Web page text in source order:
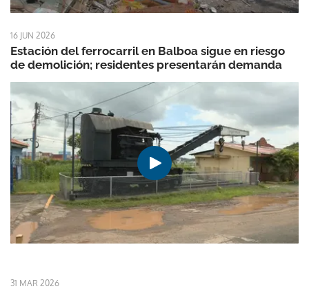
16 JUN 2026
Estación del ferrocarril en Balboa sigue en riesgo
de demolición; residentes presentarán demanda
31 MAR 2026